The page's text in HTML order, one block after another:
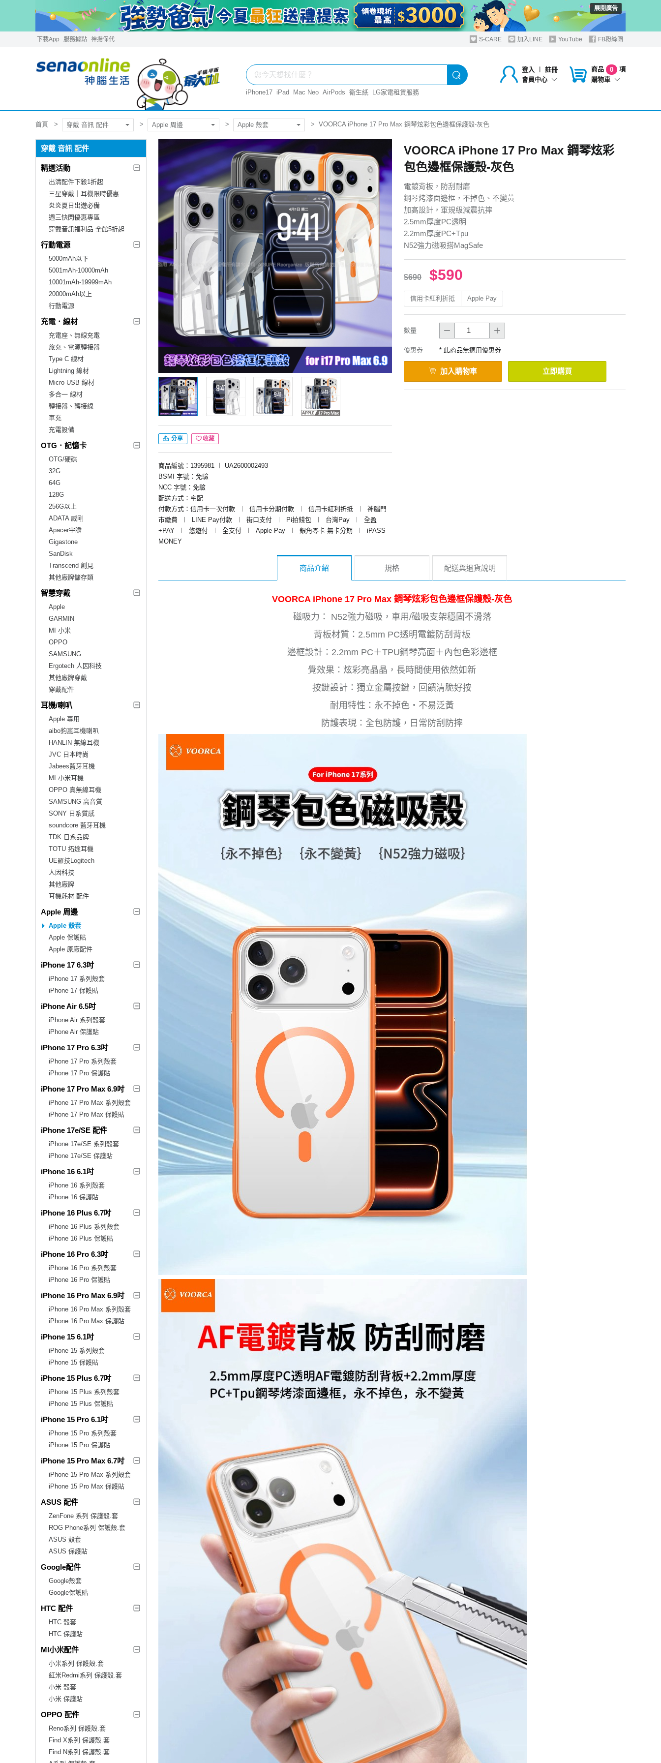
展開廣告
下載App 服務據點 神揚保代 S-CARE 加入LINE YouTube FB粉絲團
登入 ︱
註冊
會員中心
商品 0
項
購物車
iPhone17 iPad Mac Neo AirPods 衛生紙 LG家電租賃服務
首頁 穿戴 音訊 配件 Apple 周邊 Apple 殼套 VOORCA iPhone 17 Pro Max 鋼琴炫彩包色邊框保護殼-灰色
穿戴 音訊 配件
精選活動
出清配件下殺1折起
三星穿戴｜耳機限時優惠
炎炎夏日出遊必備
週三快閃優惠專區
穿戴音訊福利品 全館5折起
行動電源
5000mAh以下
5001mAh-10000mAh
10001mAh-19999mAh
20000mAh以上
行動電源
充電．線材
充電座、無線充電
旅充、電源轉接器
Type C 線材
Lightning 線材
Micro USB 線材
多合一 線材
轉接器、轉接線
車充
充電設備
OTG．記憶卡
OTG/硬碟
32G
64G
128G
256G以上
ADATA 威剛
Apacer宇瞻
Gigastone
SanDisk
Transcend 創見
其他廠牌儲存類
智慧穿戴
Apple
GARMIN
MI 小米
OPPO
SAMSUNG
Ergotech 人因科技
其他廠牌穿戴
穿戴配件
耳機/喇叭
Apple 專用
aibo鈞嵐耳機喇叭
HANLIN 無線耳機
JVC 日本時尚
Jabees藍牙耳機
MI 小米耳機
OPPO 真無線耳機
SAMSUNG 高音質
SONY 日系質感
soundcore 藍牙耳機
TDK 日系品牌
TOTU 拓途耳機
UE羅技Logitech
人因科技
其他廠牌
耳機耗材.配件
Apple 周邊
Apple 殼套
Apple 保護貼
Apple 原廠配件
iPhone 17 6.3吋
iPhone 17 系列殼套
iPhone 17 保護貼
iPhone Air 6.5吋
iPhone Air 系列殼套
iPhone Air 保護貼
iPhone 17 Pro 6.3吋
iPhone 17 Pro 系列殼套
iPhone 17 Pro 保護貼
iPhone 17 Pro Max 6.9吋
iPhone 17 Pro Max 系列殼套
iPhone 17 Pro Max 保護貼
iPhone 17e/SE 配件
iPhone 17e/SE 系列殼套
iPhone 17e/SE 保護貼
iPhone 16 6.1吋
iPhone 16 系列殼套
iPhone 16 保護貼
iPhone 16 Plus 6.7吋
iPhone 16 Plus 系列殼套
iPhone 16 Plus 保護貼
iPhone 16 Pro 6.3吋
iPhone 16 Pro 系列殼套
iPhone 16 Pro 保護貼
iPhone 16 Pro Max 6.9吋
iPhone 16 Pro Max 系列殼套
iPhone 16 Pro Max 保護貼
iPhone 15 6.1吋
iPhone 15 系列殼套
iPhone 15 保護貼
iPhone 15 Plus 6.7吋
iPhone 15 Plus 系列殼套
iPhone 15 Plus 保護貼
iPhone 15 Pro 6.1吋
iPhone 15 Pro 系列殼套
iPhone 15 Pro 保護貼
iPhone 15 Pro Max 6.7吋
iPhone 15 Pro Max 系列殼套
iPhone 15 Pro Max 保護貼
ASUS 配件
ZenFone 系列 保護殼.套
ROG Phone系列 保護殼.套
ASUS 殼套
ASUS 保護貼
Google配件
Google殼套
Google保護貼
HTC 配件
HTC 殼套
HTC 保護貼
MI小米配件
小米系列 保護殼.套
紅米Redmi系列 保護殼.套
小米 殼套
小米 保護貼
OPPO 配件
Reno系列 保護殼.套
Find X系列 保護殼.套
Find N系列 保護殼.套
分享 收藏
商品編號：1395981 ︱
UA2600002493
BSMI 字號：免驗
NCC 字號：免驗
配送方式：宅配
付款方式：信用卡一次付款
︱ 信用卡分期付款 ︱ 信用卡紅利折抵 ︱
神腦門
市繳費
︱ LINE Pay付款 ︱ 街口支付 ︱ Pi拍錢包 ︱ 台灣Pay ︱
全盈
+PAY
︱ 悠遊付 ︱ 全支付 ︱ Apple Pay ︱ 銀角零卡-無卡分期 ︱
iPASS
MONEY
VOORCA iPhone 17 Pro Max 鋼琴炫彩
包色邊框保護殼-灰色
電鍍背板，防刮耐磨
鋼琴烤漆面邊框，不掉色、不變黃
加高設計，軍規級減震抗摔
2.5mm厚度PC透明
2.2mm厚度PC+Tpu
N52強力磁吸搭MagSafe
$690 $590
信用卡紅利折抵 Apple Pay
數量
優惠券 * 此商品無適用優惠券
加入購物車 立即購買
商品介紹 規格 配送與退貨說明
VOORCA iPhone 17 Pro Max 鋼琴炫彩包色邊框保護殼-灰色
磁吸力： N52強力磁吸，車用/磁吸支架穩固不滑落
背板材質：2.5mm PC透明電鍍防刮背板
邊框設計：2.2mm PC＋TPU鋼琴亮面＋內包色彩邊框
覺效果：炫彩亮晶晶，長時間使用依然如新
按鍵設計：獨立金屬按鍵，回饋清脆好按
耐用特性：永不掉色・不易泛黃
防護表現：全包防護，日常防刮防摔